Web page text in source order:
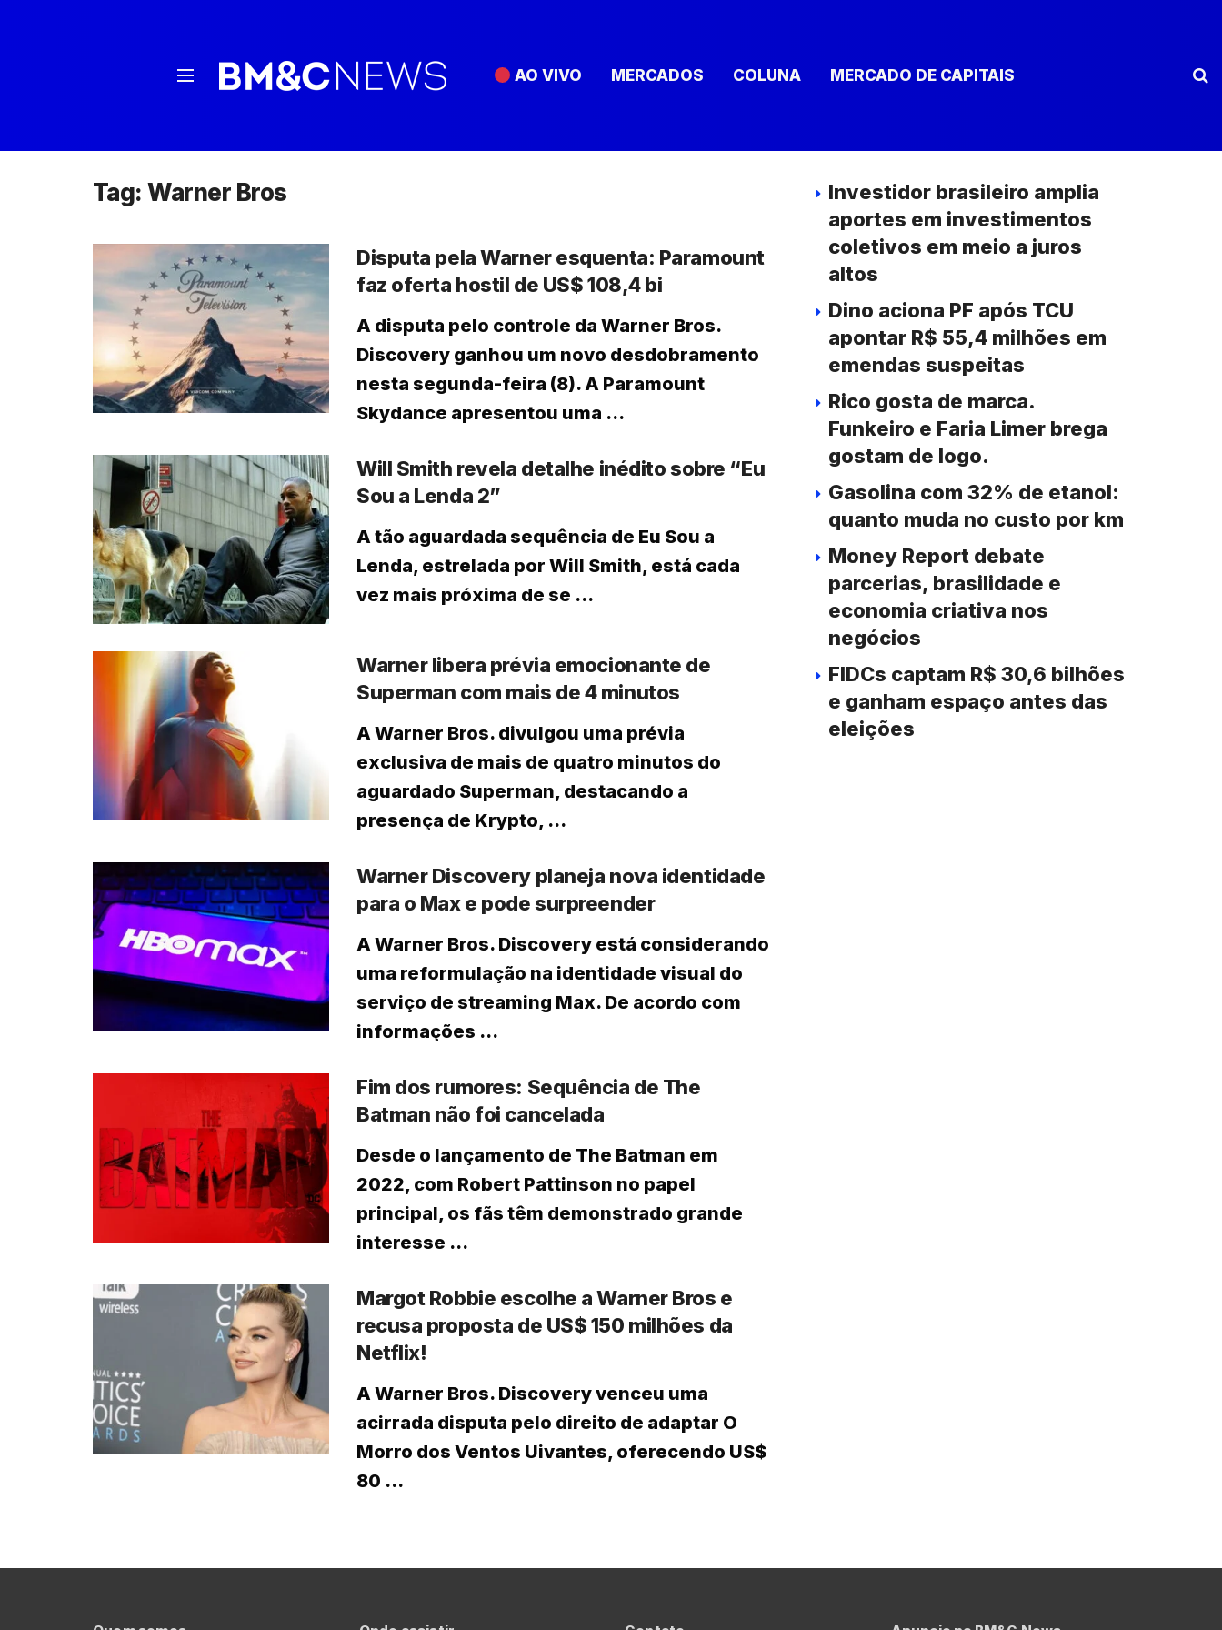
AO VIVO MERCADOS COLUNA MERCADO DE CAPITAIS
Tag:Warner Bros
Disputa pela Warner esquenta: Paramount
faz oferta hostil de US$ 108,4 bi
A disputa pelo controle da Warner Bros.
Discovery ganhou um novo desdobramento
nesta segunda-feira (8). A Paramount
Skydance apresentou uma ...
Will Smith revela detalhe inédito sobre “Eu
Sou a Lenda 2”
A tão aguardada sequência de Eu Sou a
Lenda, estrelada por Will Smith, está cada
vez mais próxima de se ...
Warner libera prévia emocionante de
Superman com mais de 4 minutos
A Warner Bros. divulgou uma prévia
exclusiva de mais de quatro minutos do
aguardado Superman, destacando a
presença de Krypto, ...
Warner Discovery planeja nova identidade
para o Max e pode surpreender
A Warner Bros. Discovery está considerando
uma reformulação na identidade visual do
serviço de streaming Max. De acordo com
informações ...
Fim dos rumores: Sequência de The
Batman não foi cancelada
Desde o lançamento de The Batman em
2022, com Robert Pattinson no papel
principal, os fãs têm demonstrado grande
interesse ...
Margot Robbie escolhe a Warner Bros e
recusa proposta de US$ 150 milhões da
Netflix!
A Warner Bros. Discovery venceu uma
acirrada disputa pelo direito de adaptar O
Morro dos Ventos Uivantes, oferecendo US$
80 ...
Investidor brasileiro amplia
aportes em investimentos
coletivos em meio a juros
altos
Dino aciona PF após TCU
apontar R$ 55,4 milhões em
emendas suspeitas
Rico gosta de marca.
Funkeiro e Faria Limer brega
gostam de logo.
Gasolina com 32% de etanol:
quanto muda no custo por km
Money Report debate
parcerias, brasilidade e
economia criativa nos
negócios
FIDCs captam R$ 30,6 bilhões
e ganham espaço antes das
eleições